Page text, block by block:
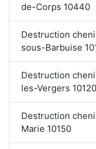
de-Corps 10440
Destruction
sous-Barbuise
Destruction
les-Vergers 10120
Destruction
Marie 10150